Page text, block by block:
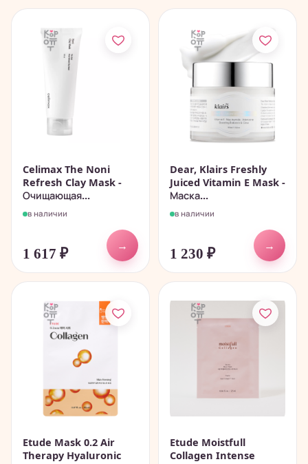
Celimax The Noni
Refresh Clay Mask -
Очищающая...
в наличии
1 617 ₽
→
Dear, Klairs Freshly
Juiced Vitamin E Mask -
Маска...
в наличии
1 230 ₽
→
Etude Mask 0.2 Air
Therapy Hyaluronic
Etude Moistfull
Collagen Intense